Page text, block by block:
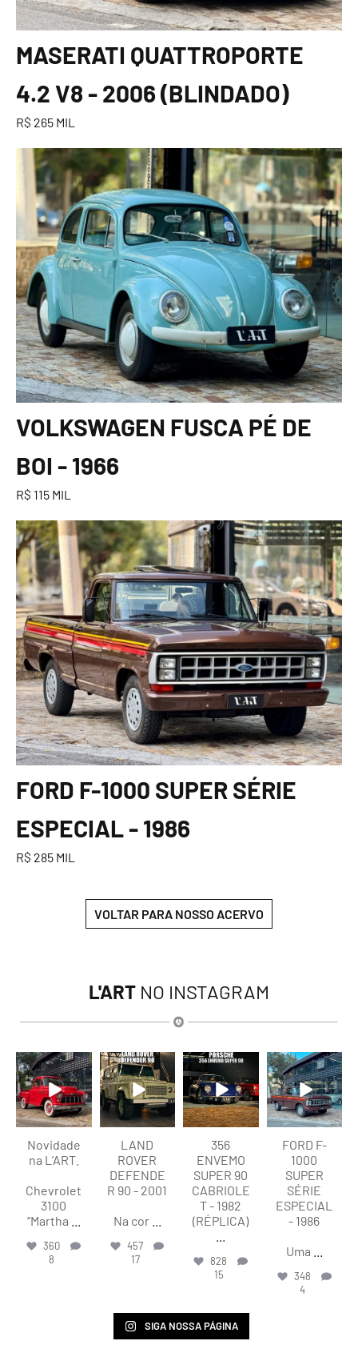
MASERATI QUATTROPORTE
4.2 V8 - 2006 (BLINDADO)
R$ 265 MIL
VOLKSWAGEN FUSCA PÉ DE
BOI - 1966
R$ 115 MIL
FORD F-1000 SUPER SÉRIE
ESPECIAL - 1986
R$ 285 MIL
VOLTAR PARA NOSSO ACERVO
L'ART NO INSTAGRAM
lart.br
Ago 8
Novidade
na L’ART.
Chevrolet
3100
“Martha
360
8
lart.br
Ago 8
LAND
ROVER
DEFENDE
R 90 - 2001
Na cor
457
17
lart.br
Ago 8
356
ENVEMO
SUPER 90
CABRIOLE
T - 1982
(RÉPLICA)
828
15
lart.br
Ago 7
FORD F-
1000
SUPER
SÉRIE
ESPECIAL
- 1986
Uma
348
4
SIGA NOSSA PÁGINA